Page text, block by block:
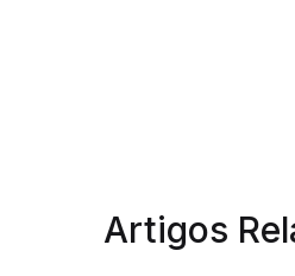
Artigos